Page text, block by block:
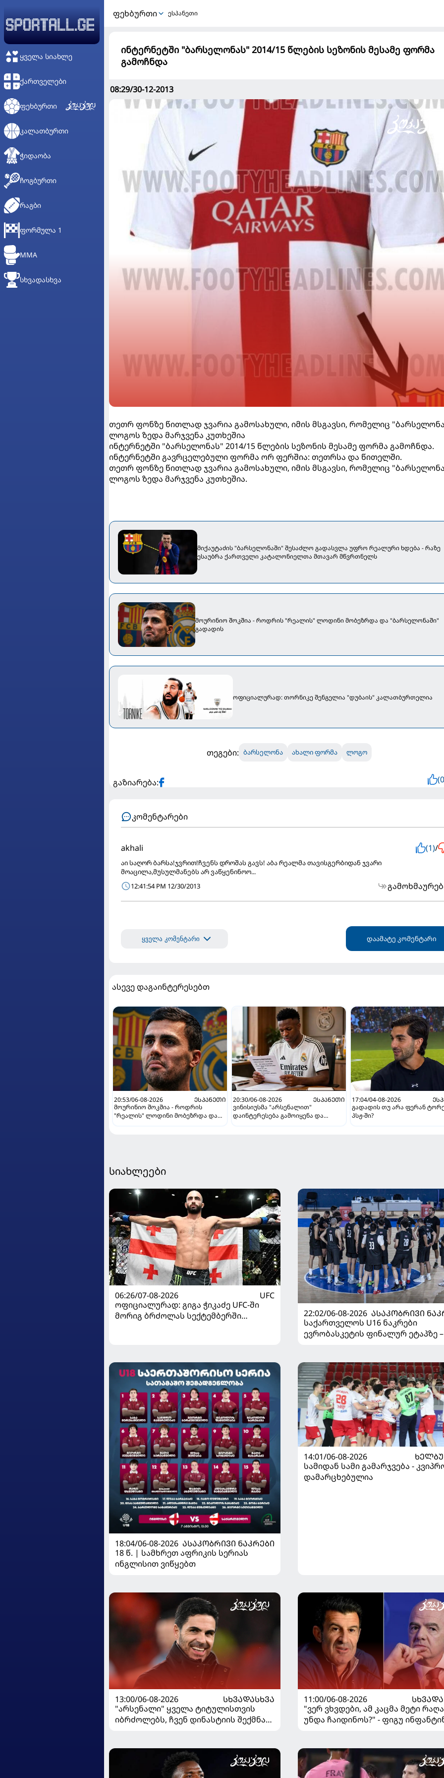
ᲧᲕᲔᲚᲐ ᲡᲘᲐᲮᲚᲔ
ᲥᲐᲠᲗᲕᲔᲚᲔᲑᲘ
ᲤᲔᲮᲑᲣᲠᲗᲘ
ᲙᲐᲚᲐᲗᲑᲣᲠᲗᲘ
ᲭᲘᲓᲐᲝᲑᲐ
ᲩᲝᲒᲑᲣᲠᲗᲘ
ᲠᲐᲒᲑᲘ
ᲤᲝᲠᲛᲣᲚᲐ 1
MMA
ᲡᲮᲕᲐᲓᲐᲡᲮᲕᲐ
ᲤᲔᲮᲑᲣᲠᲗᲘ ესპანეთი
ინტერნეტში "ბარსელონას" 2014/15 წლების სეზონის მესამე ფორმა
გამოჩნდა
08:29/30-12-2013
თეთრ ფონზე წითლად ჯვარია გამოსახული, იმის მსგავსი, რომელიც
ლოგოს ზედა მარჯვენა კუთხეშია
ინტერნეტში "ბარსელონას" 2014/15 წლების სეზონის მესამე ფორმა გამოჩნდა.
ინტერნეტში გავრცელებული ფორმა ორ ფერშია: თეთრსა და წითელში.
თეთრ ფონზე წითლად ჯვარია გამოსახული, იმის მსგავსი, რომელიც
ლოგოს ზედა მარჯვენა კუთხეშია.
მიქაუტაძის "ბარსელონაში" შესაძლო გადასვლა უფრო რეალური ხდება - რაზე
ესაუბრა ქართველი კატალონიელთა მთავარ მწვრთნელს
მოურინიო შოკშია - როდრის "რეალის" ლოდინი მობეზრდა და "ბარსელონაში"
გადადის
ოფიციალურად: თორნიკე შენგელია "დუბაის" კალათბურთელია
თეგები: ბარსელონა ახალი ფორმა ლოგო
გაზიარება:
კომენტარები
akhali (1)/
აი საღორ ბარსა!ჯვრით!ჩვენს დროშას გავს! აბა რეალმა თავისგერბიდან ჯვარი
მოაცილა,მუსულმანებს არ ვაწყენინოო...
12:41:54 PM 12/30/2013
ყველა კომენტარი დაამატე კომენტარი
ასევე დაგაინტერესებთ
20:53/06-08-2026
ᲔᲡᲞᲐᲜᲔᲗᲘ
მოურინიო შოკშია - როდრის
"რეალის" ლოდინი მობეზრდა და
20:30/06-08-2026
ᲔᲡᲞᲐᲜᲔᲗᲘ
ვინისიუსმა "არსენალით"
დაინტერესება გამოიყენა და
17:04/04-08-2026
გადადის თუ არა ფერან
პსჟ-ში?
სიახლეები
06:26/07-08-2026
UFC
ოფიციალურად: გიგა ჭიკაძე UFC-ში
მორიგ ბრძოლას სექტემბერში
22:02/06-08-2026 ᲐᲡᲐᲙᲝᲑᲠᲘᲕᲘ
საქართველოს U16 ნაკრები
ევრობასკეტის ფინალურ ეტაპზე –
18:04/06-08-2026 ᲐᲡᲐᲙᲝᲑᲠᲘᲕᲘ ᲜᲐᲙᲠᲔᲑᲘ
18 წ. | სამხრეთ აფრიკის სერიას
ინგლისით ვიწყებთ
14:01/06-08-2026
სამიდან სამი გამარჯვება -
დამარცხებულია
13:00/06-08-2026
ᲡᲮᲕᲐᲓᲐᲡᲮᲕᲐ
"არსენალი" ყველა ტიტულისთვის
იბრძოლებს, ჩვენ დინასტიის შექმნა
11:00/06-08-2026
"ვერ ვხვდები, ამ კაცმა მეტი რაღა
უნდა ჩაიდინოს?" - ფიგუ